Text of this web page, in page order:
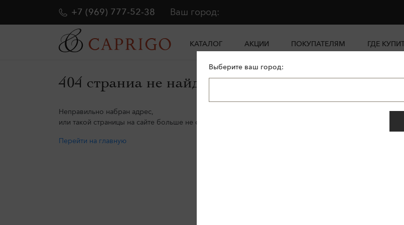
+7 (969) 777-52-38 Ваш город:
Выберите ваш город:
КАТАЛОГ АКЦИИ ПОКУПАТЕЛЯМ ГДЕ
404 страниа не найдена
Неправильно набран адрес,
или такой страницы на сайте больше не существует.
Перейти на главную